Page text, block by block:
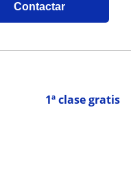
Contactar
1ª clase gratis